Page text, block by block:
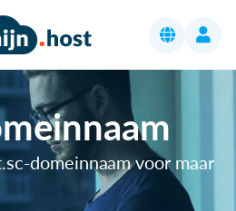
domeinnaam voor maar